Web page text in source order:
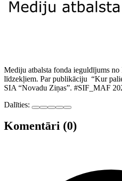
Mediju atbalsta fonda ieguldījums no
līdzekļiem. Par publikāciju “Kur
SIA “Novadu Ziņas”. #SIF_MAF
Dalīties:
Komentāri (0)